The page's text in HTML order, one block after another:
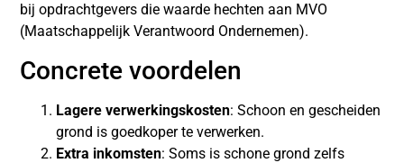
bij opdrachtgevers die waarde hechten aan MVO
(Maatschappelijk Verantwoord Ondernemen).
Concrete voordelen
Lagere verwerkingskosten: Schoon en gescheiden
grond is goedkoper te verwerken.
Extra inkomsten: Soms is schone grond zelfs